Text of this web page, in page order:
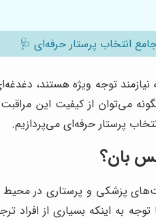
انتخاب پرستار حرفه‌ای 🩺
که نیازمند توجه ویژه هستند،
از کیفیت این
پرستار حرفه‌ای می‌پردازیم.
بان؟
پزشکی و پرستاری در
با توجه به اینکه بسیاری از